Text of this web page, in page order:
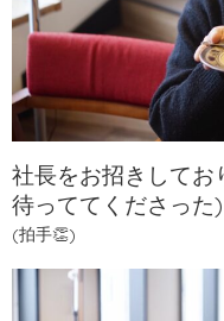
社長をお招きして
待っててくださった)
(拍手👏)